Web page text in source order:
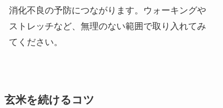
消化不良の予防につながります。ウォーキングや
ストレッチなど、無理のない範囲で取り入れてみ
てください。
玄米を続けるコツ